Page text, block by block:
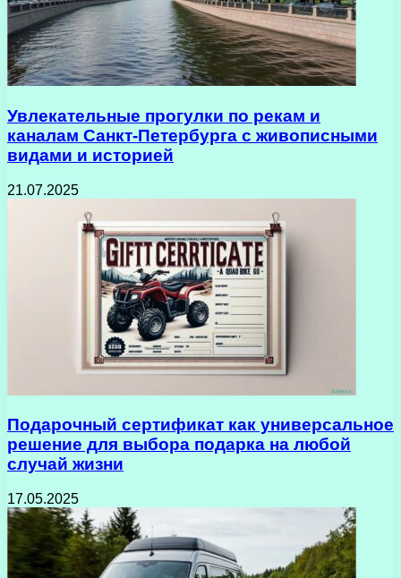
Увлекательные прогулки по рекам и
каналам Санкт-Петербурга с живописными
видами и историей
21.07.2025
Подарочный сертификат как универсальное
решение для выбора подарка на любой
случай жизни
17.05.2025